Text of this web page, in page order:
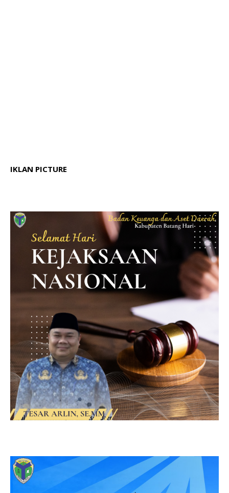
IKLAN PICTURE